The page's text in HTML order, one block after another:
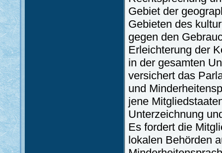
Gebiet der
Gebieten des
gegen den
Erleichterung der
in der gesamten
versichert das
und
jene
Unterzeichnung
Es fordert die
lokalen Behörden